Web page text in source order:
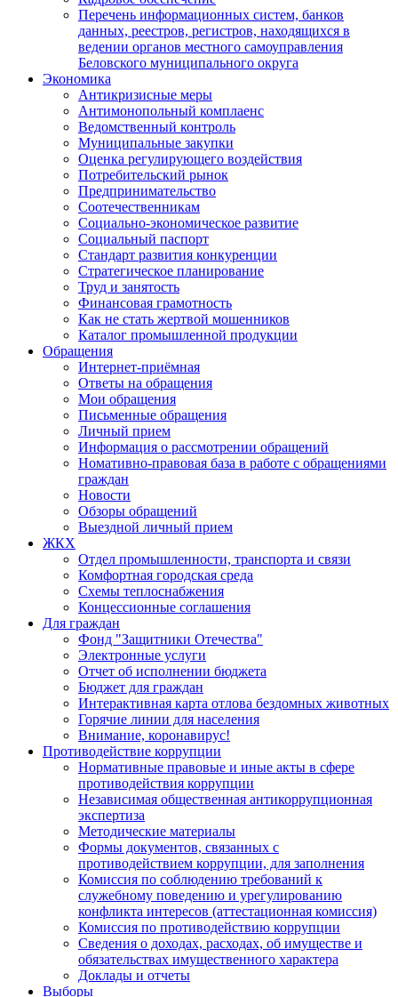
Перечень информационных систем, банков
данных, реестров, регистров, находящихся в
ведении органов местного самоуправления
Беловского муниципального округа
Экономика
Антикризисные меры
Антимонопольный комплаенс
Ведомственный контроль
Муниципальные закупки
Оценка регулирующего воздействия
Потребительский рынок
Предпринимательство
Соотечественникам
Социально-экономическое развитие
Социальный паспорт
Стандарт развития конкуренции
Стратегическое планирование
Труд и занятость
Финансовая грамотность
Как не стать жертвой мошенников
Каталог промышленной продукции
Обращения
Интернет-приёмная
Ответы на обращения
Мои обращения
Письменные обращения
Личный прием
Информация о рассмотрении обращений
Номативно-правовая база в работе с обращениями
граждан
Новости
Обзоры обращений
Выездной личный прием
ЖКХ
Отдел промышленности, транспорта и связи
Комфортная городская среда
Схемы теплоснабжения
Концессионные соглашения
Для граждан
Фонд "Защитники Отечества"
Электронные услуги
Отчет об исполнении бюджета
Бюджет для граждан
Интерактивная карта отлова бездомных животных
Горячие линии для населения
Внимание, коронавирус!
Противодействие коррупции
Нормативные правовые и иные акты в сфере
противодействия коррупции
Независимая общественная антикоррупционная
экспертиза
Методические материалы
Формы документов, связанных с
противодействием коррупции, для заполнения
Комиссия по соблюдению требований к
служебному поведению и урегулированию
конфликта интересов (аттестационная комиссия)
Комиссия по противодействию коррупции
Сведения о доходах, расходах, об имуществе и
обязательствах имущественного характера
Доклады и отчеты
Выборы